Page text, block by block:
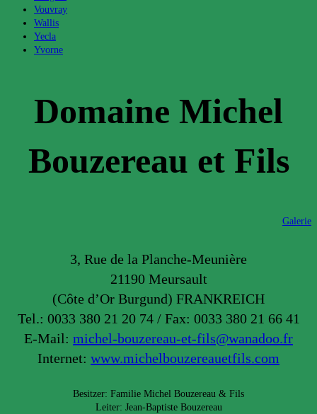
Vouvray
Wallis
Yecla
Yvorne
Domaine Michel
Bouzereau et Fils
Galerie
3, Rue de la Planche-Meunière
21190 Meursault
(Côte d’Or Burgund) FRANKREICH
Tel.: 0033 380 21 20 74 / Fax: 0033 380 21 66 41
E-Mail: michel-bouzereau-et-fils@wanadoo.fr
Internet: www.michelbouzereauetfils.com
Besitzer: Familie Michel Bouzereau & Fils
Leiter: Jean-Baptiste Bouzereau